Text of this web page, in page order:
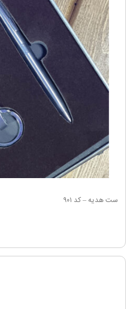
ست هدیه – کد ۹۰۱